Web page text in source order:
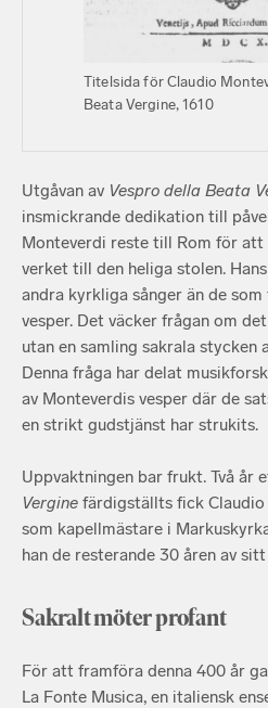
Titelsida för Claudio
Beata Vergine, 1610
Utgåvan av Vespro della Beata
insmickrande dedikation till
Monteverdi reste till Rom för att
verket till den heliga stolen.
andra kyrkliga sånger än de
vesper. Det väcker frågan om
utan en samling sakrala stycken
Denna fråga har delat
av Monteverdis vesper där de
en strikt gudstjänst har strukits.
Uppvaktningen bar frukt. Två år
Vergine färdigställts fick
som kapellmästare i
han de resterande 30 åren av sitt
Sakralt möter profant
För att framföra denna 400 år
La Fonte Musica, en italiensk